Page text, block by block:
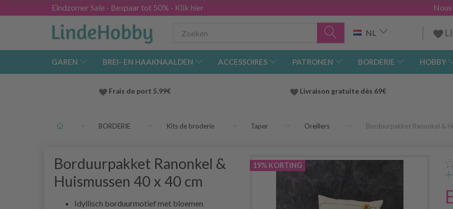
Eindzomer Sale - Bespaar tot 50% - Klik hier
NL
GAREN BREI- EN HAAKNAALDEN ACCESSOIRES PATRONEN BORDERIE HOBBY
Frais de port 5.99€ Livraison gratuite dès 69€
BORDERIE Kits de broderie Taper Oreillers Borduurpakket Ranonkel &
Borduurpakket Ranonkel &
Huismussen 40 x 40 cm
Idyllisch borduurmotief met bloemen
19% KORTING